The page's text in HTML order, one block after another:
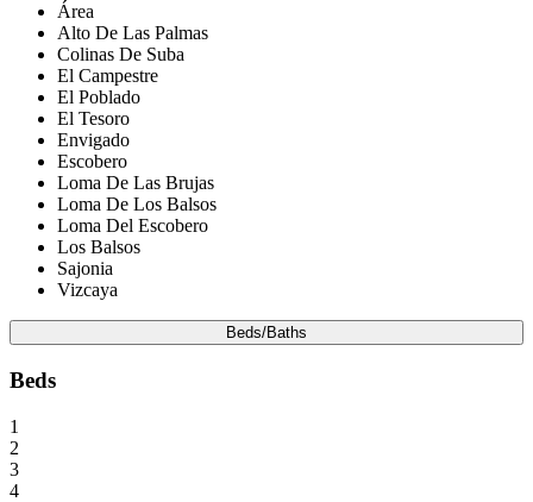
Área
Alto De Las Palmas
Colinas De Suba
El Campestre
El Poblado
El Tesoro
Envigado
Escobero
Loma De Las Brujas
Loma De Los Balsos
Loma Del Escobero
Los Balsos
Sajonia
Vizcaya
Beds/Baths
Beds
1
2
3
4